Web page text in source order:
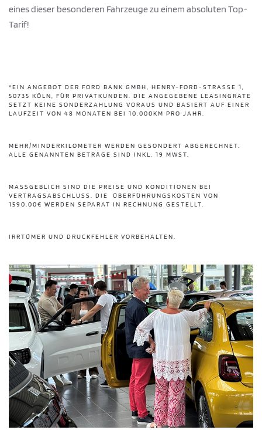
eines dieser besonderen Fahrzeuge zu einem absoluten Top-
Tarif!
*EIN ANGEBOT DER FORD BANK GMBH, HENRY-FORD-STRASSE 1, 5
0735 KÖLN, FÜR PRIVATKUNDEN. DIE ANGEGEBENE LEASINGRATE S
ETZT KEINE SONDERZAHLUNG VORAUS UND BASIERT AUF EINER L
AUFZEIT VON 48 MONATEN BEI 10.000KM PRO JAHR.
MEHR/MINDERKILOMETER WERDEN GESONDERT ABGERECHNET.
ALLE GENANNTEN BETRÄGE SIND INKL. 19 MWST.
MASSGEBLICH SIND DIE PREISE UND KONDITIONEN BEI V
ERTRAGSABSCHLUSS. DIE ÜBERFÜHRUNGSKOSTEN VON 1
590,00€ WERDEN SEPARAT IN RECHNUNG GESTELLT.
IRRTÜMER UND DRUCKFEHLER VORBEHALTEN.